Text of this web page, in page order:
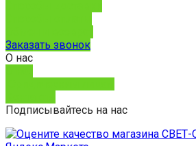
Заказать звонок
О нас
Подписывайтесь на нас